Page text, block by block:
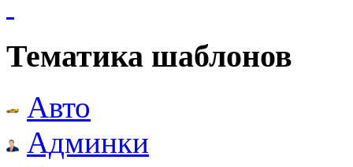
Тематика шаблонов
Авто
Админки